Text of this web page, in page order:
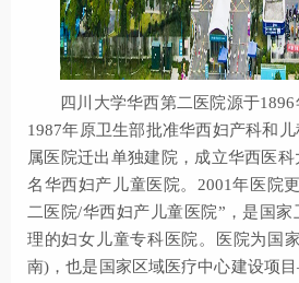
四川大学华西第二医院源于1896
1987年原卫生部批准华西妇产科和
属医院迁出单独建院，成立华西医
名华西妇产儿童医院。2001年医院
二医院/华西妇产儿童医院”，是国
理的妇女儿童专科医院。医院为国
南)，也是国家区域医疗中心建设项